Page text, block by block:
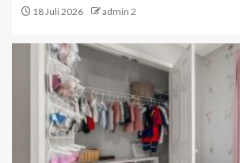
18 Juli 2026 admin 2